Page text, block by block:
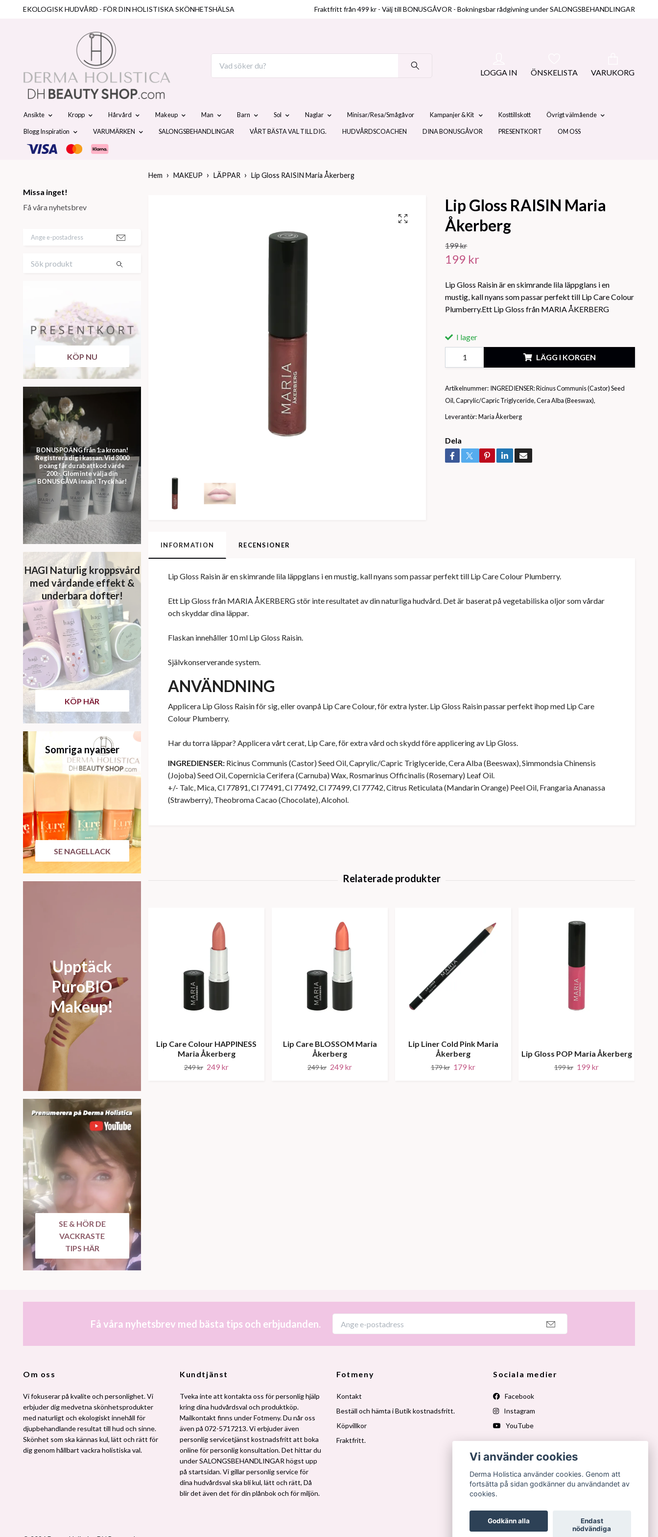
EKOLOGISK HUDVÅRD - FÖR DIN HOLISTISKA SKÖNHETSHÄLSA Fraktfritt från 499 kr - Välj till BONUSGÅVOR - Bokningsbar rådgivning under SALONGSBEHANDLINGAR
LOGGA IN ÖNSKELISTA VARUKORG
Ansikte Kropp Hårvård Makeup Man Barn Sol Naglar Minisar/Resa/Smågåvor Kampanjer & Kit Kosttillskott Övrigt välmående
Blogg Inspiration VARUMÄRKEN SALONGSBEHANDLINGAR VÅRT BÄSTA VAL TILL DIG. HUDVÅRDSCOACHEN DINA BONUSGÅVOR PRESENTKORT OM OSS
Missa inget!
Få våra nyhetsbrev
KÖP NU
BONUSPOÄNG från 1:a kronan!
Registrera dig i kassan. Vid 3000
poäng får du rabattkod värde
200:-. Glöm inte välja din
BONUSGÅVA innan! Tryck här!
HAGI Naturlig kroppsvård
med vårdande effekt &
underbara dofter!
KÖP HÄR
Somriga nyanser
SE NAGELLACK
Upptäck
PuroBIO
Makeup!
SE & HÖR DE
VACKRASTE
TIPS HÄR
Hem MAKEUP LÄPPAR Lip Gloss RAISIN Maria Åkerberg
Lip Gloss RAISIN Maria
Åkerberg
199 kr
199 kr
Lip Gloss Raisin är en skimrande lila läppglans i en
mustig, kall nyans som passar perfekt till Lip Care Colour
Plumberry.Ett Lip Gloss från MARIA ÅKERBERG
I lager
LÄGG I KORGEN
Artikelnummer: INGREDIENSER: Ricinus Communis (Castor) Seed
Oil, Caprylic/Capric Triglyceride, Cera Alba (Beeswax),
Leverantör: Maria Åkerberg
Dela
INFORMATION RECENSIONER
Lip Gloss Raisin är en skimrande lila läppglans i en mustig, kall nyans som passar perfekt till Lip Care Colour Plumberry.
Ett Lip Gloss från MARIA ÅKERBERG stör inte resultatet av din naturliga hudvård. Det är baserat på vegetabiliska oljor som vårdar
och skyddar dina läppar.
Flaskan innehåller 10 ml Lip Gloss Raisin.
Självkonserverande system.
ANVÄNDNING
Applicera Lip Gloss Raisin för sig, eller ovanpå Lip Care Colour, för extra lyster. Lip Gloss Raisin passar perfekt ihop med Lip Care
Colour Plumberry.
Har du torra läppar? Applicera vårt cerat, Lip Care, för extra vård och skydd före applicering av Lip Gloss.
INGREDIENSER: Ricinus Communis (Castor) Seed Oil, Caprylic/Capric Triglyceride, Cera Alba (Beeswax), Simmondsia Chinensis
(Jojoba) Seed Oil, Copernicia Cerifera (Carnuba) Wax, Rosmarinus Officinalis (Rosemary) Leaf Oil.
+/- Talc, Mica, Cl 77891, Cl 77491, Cl 77492, Cl 77499, Cl 77742, Citrus Reticulata (Mandarin Orange) Peel Oil, Frangaria Ananassa
(Strawberry), Theobroma Cacao (Chocolate), Alcohol.
Lip Care Colour HAPPINESS
Maria Åkerberg
249 kr 249 kr
Lip Care BLOSSOM Maria
Åkerberg
249 kr 249 kr
Lip Liner Cold Pink Maria
Åkerberg
179 kr 179 kr
Lip Gloss POP Maria Åkerberg
199 kr 199 kr
Få våra nyhetsbrev med bästa tips och erbjudanden.
Om oss
Vi fokuserar på kvalite och personlighet. Vi
erbjuder dig medvetna skönhetsprodukter
med naturligt och ekologiskt innehåll för
djupbehandlande resultat till hud och sinne.
Skönhet som ska kännas kul, lätt och rätt för
dig genom hållbart vackra holistiska val.
Kundtjänst
Tveka inte att kontakta oss för personlig hjälp
kring dina hudvårdsval och produktköp.
Mailkontakt finns under Fotmeny. Du når oss
även på 072-5717213. Vi erbjuder även
personlig servicetjänst kostnadsfritt att boka
online för personlig konsultation. Det hittar du
under SALONGSBEHANDLINGAR högst upp
på startsidan. Vi gillar personlig service för
dina hudvårdsval ska bli kul, lätt och rätt, Då
blir det även det för din plånbok och för miljön.
Fotmeny
Kontakt
Beställ och hämta i Butik kostnadsfritt.
Köpvillkor
Fraktfritt.
Sociala medier
Facebook
Instagram
YouTube
Vi använder cookies
Derma Holistica använder cookies. Genom att
fortsätta på sidan godkänner du användandet av
cookies.
Godkänn alla
Endast
nödvändiga